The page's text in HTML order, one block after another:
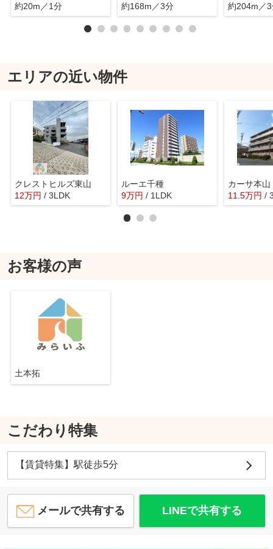
約20m／1分
約168m／3分
約204m／
エリアの近い物件
クレストヒルズ東山
12万円 / 3LDK
ルーエ千種
9万円 / 1LDK
カーサ本山
11.5万円 /
お客様の声
土本拓
こだわり特集
【賃貸特集】駅徒歩5分
メールで共有する LINEで共有する